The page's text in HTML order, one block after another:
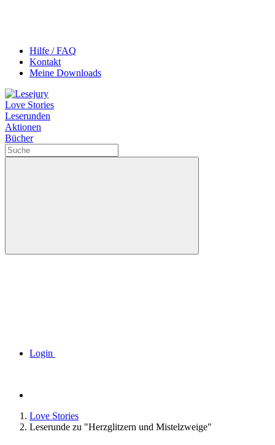
Hilfe / FAQ
Kontakt
Meine Downloads
Love Stories
Leserunden
Aktionen
Bücher
Login
Love Stories
Leserunde zu "Herzglitzern und Mistelzweige"